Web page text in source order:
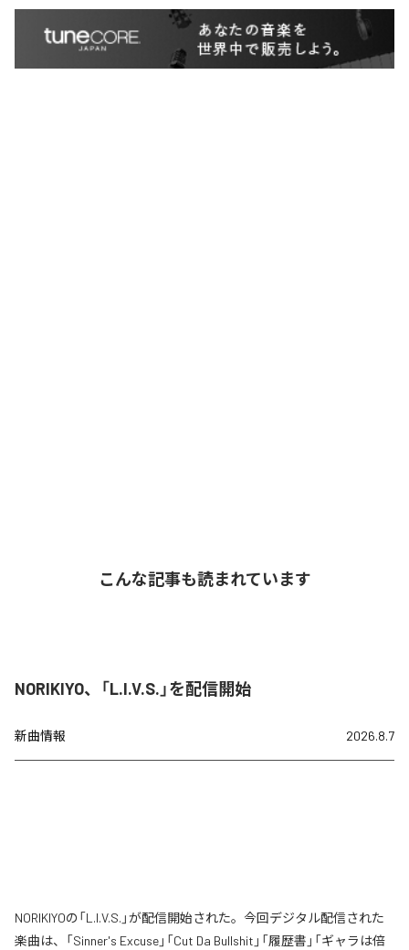
こんな記事も読まれています
NORIKIYO、「L.I.V.S.」を配信開始
新曲情報 2026.8.7
NORIKIYOの「L.I.V.S.」が配信開始された。今回デジタル配信された
楽曲は、「Sinner's Excuse」「Cut Da Bullshit」「履歴書」「ギャラは倍